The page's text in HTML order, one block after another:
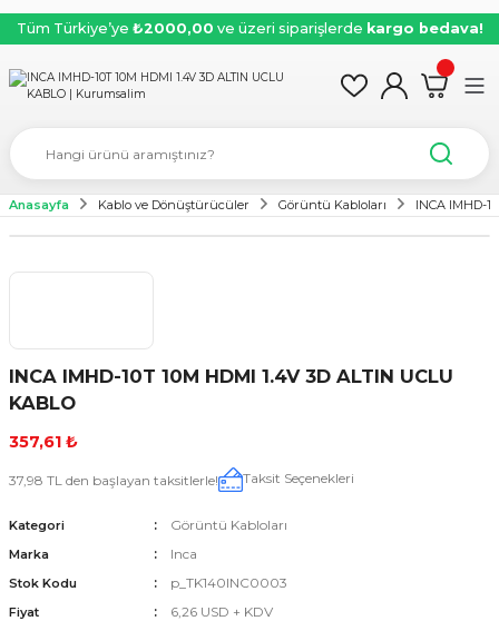
Tüm Türkiye’ye ₺2000,00 ve üzeri siparişlerde kargo bedava!
Anasayfa Kablo ve Dönüştürücüler Görüntü Kabloları INCA IMHD-
INCA IMHD-10T 10M HDMI 1.4V 3D ALTIN UCLU
KABLO
357,61 ₺
37,98 TL den başlayan taksitlerle! Taksit Seçenekleri
Kategori Görüntü Kabloları
Marka Inca
Stok Kodu p_TK140INC0003
Fiyat 6,26 USD + KDV